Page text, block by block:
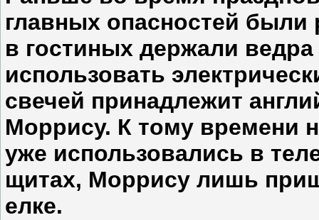
главных опасностей были
в гостиных держали
использовать
свечей принадлежит
Моррису. К тому времени
уже использовались в
щитах, Моррису лишь
елке.